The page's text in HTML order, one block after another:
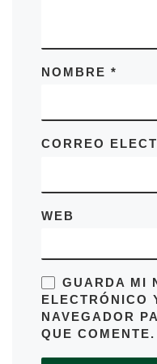
NOMBRE*
CORREO
WEB
GUARDA MI
ELECTRÓNICO
NAVEGADOR
QUE COMENTE.